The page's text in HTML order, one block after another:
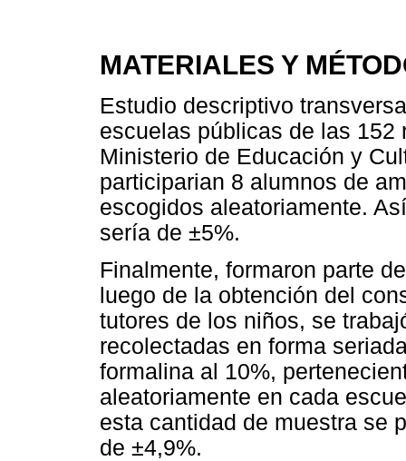
MATERIALES Y
Estudio descriptivo
escuelas públicas de las 152
Ministerio de Educación y
participarian 8 alumnos de
escogidos aleatoriamente.
sería de ±5%.
Finalmente, formaron parte
luego de la obtención del
tutores de los niños, se
recolectadas en forma
formalina al 10%,
aleatoriamente en cada
esta cantidad de muestra se
de ±4,9%.